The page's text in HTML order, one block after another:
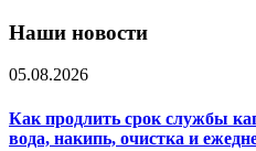
Наши новости
05.08.2026
Как продлить срок службы
вода, накипь, очистка и